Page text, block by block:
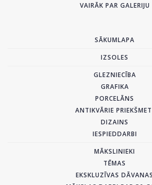
VAIRĀK PAR GALERIJU
SĀKUMLAPA
IZSOLES
GLEZNIECĪBA
GRAFIKA
PORCELĀNS
ANTIKVĀRIE
DIZAINS
IESPIEDDARBI
MĀKSLINIEKI
TĒMAS
EKSKLUZĪVAS DĀVANAS